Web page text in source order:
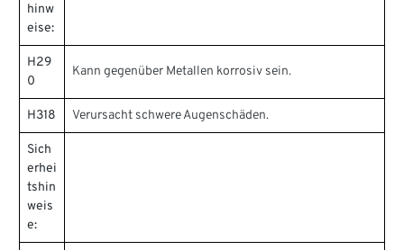
hinw
eise:
H29
0
Kann gegenüber Metallen korrosiv sein.
H318 Verursacht schwere Augenschäden.
Sich
erhei
tshin
weis
e: